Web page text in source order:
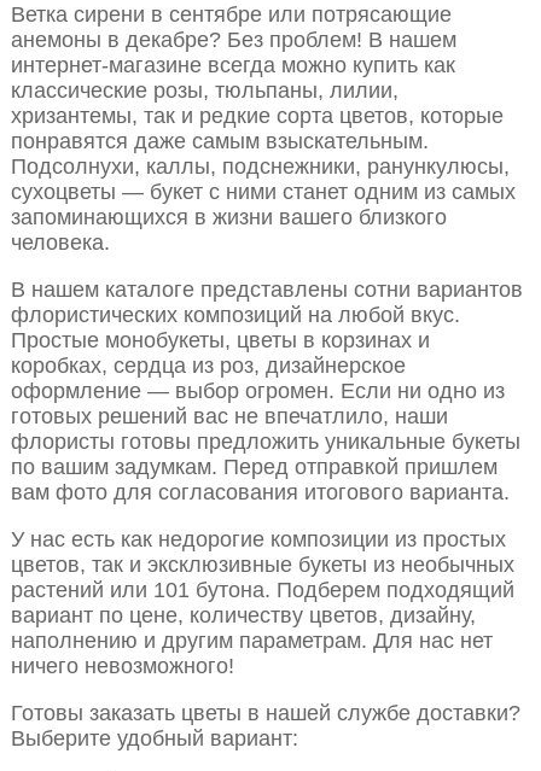
Ветка сирени в сентябре или потрясающие
анемоны в декабре? Без проблем! В нашем
интернет-магазине всегда можно купить как
классические розы, тюльпаны, лилии,
хризантемы, так и редкие сорта цветов, которые
понравятся даже самым взыскательным.
Подсолнухи, каллы, подснежники, ранункулюсы,
сухоцветы — букет с ними станет одним из самых
запоминающихся в жизни вашего близкого
человека.
В нашем каталоге представлены сотни вариантов
флористических композиций на любой вкус.
Простые монобукеты, цветы в корзинах и
коробках, сердца из роз, дизайнерское
оформление — выбор огромен. Если ни одно из
готовых решений вас не впечатлило, наши
флористы готовы предложить уникальные букеты
по вашим задумкам. Перед отправкой пришлем
вам фото для согласования итогового варианта.
У нас есть как недорогие композиции из простых
цветов, так и эксклюзивные букеты из необычных
растений или 101 бутона. Подберем подходящий
вариант по цене, количеству цветов, дизайну,
наполнению и другим параметрам. Для нас нет
ничего невозможного!
Готовы заказать цветы в нашей службе доставки?
Выберите удобный вариант: